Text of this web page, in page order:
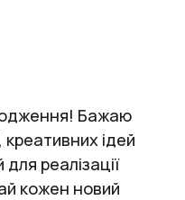
Бажаю
креативних ідей
реалізації
кожен новий